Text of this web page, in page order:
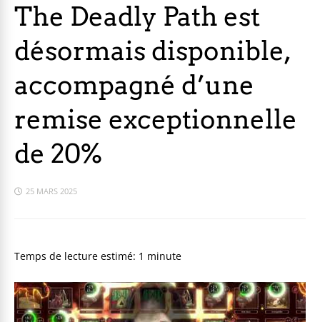
The Deadly Path est
désormais disponible,
accompagné d’une
remise exceptionnelle
de 20%
25 MARS 2025
Temps de lecture estimé: 1 minute